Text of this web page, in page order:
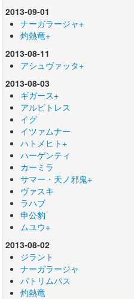
2013-09-01
ナーガラージャ+
灼熱竜+
2013-08-11
アシュヴァッタ+
2013-08-03
ギガース+
アルビトレス
イグ
イツァムナー
ハトメヒト+
ハーゲンティ
カーミラ
サマー・天ノ邪鬼+
ヴァスキ
ラハブ
申公豹
ムユウ+
2013-08-02
ジラント
ナーガラージャ
パトリムパス
灼熱竜